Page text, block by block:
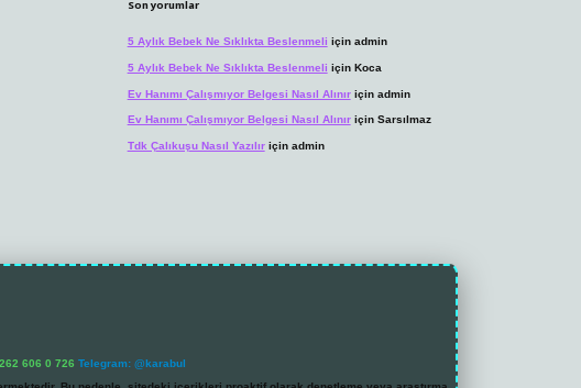
Son yorumlar
5 Aylık Bebek Ne Sıklıkta Beslenmeli için admin
5 Aylık Bebek Ne Sıklıkta Beslenmeli için Koca
Ev Hanımı Çalışmıyor Belgesi Nasıl Alınıriçin admin
Ev Hanımı Çalışmıyor Belgesi Nasıl Alınıriçin Sarsılmaz
Tdk Çalıkuşu Nasıl Yazılıriçin admin
606 0 726 Telegram: @karabul